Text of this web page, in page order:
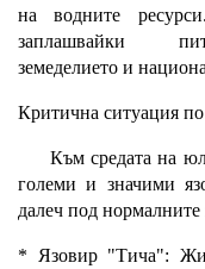
на водните
заплашвайки
земеделието и
Критична ситуация
Към средата на юли
големи и значими
далеч под нормалните
* Язовир "Тича":